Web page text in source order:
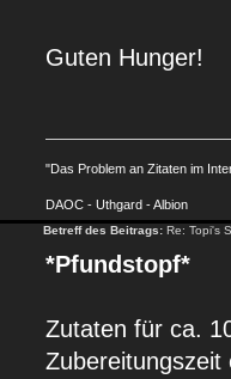
Guten Hunger!
"Das Problem an Zitaten im
DAOC - Uthgard - Albion
Betreff des Beitrags: Re: Topi's
*Pfundstopf*
Zutaten für ca.